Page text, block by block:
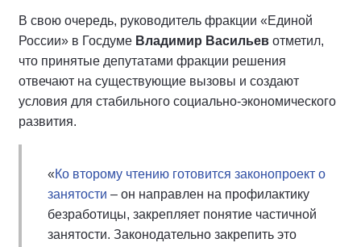
В свою очередь, руководитель фракции «Единой
России» в Госдуме Владимир Васильев отметил,
что принятые депутатами фракции решения
отвечают на существующие вызовы и создают
условия для стабильного социально-экономического
развития.
«Ко второму чтению готовится законопроект о
занятости – он направлен на профилактику
безработицы, закрепляет понятие частичной
занятости. Законодательно закрепить это